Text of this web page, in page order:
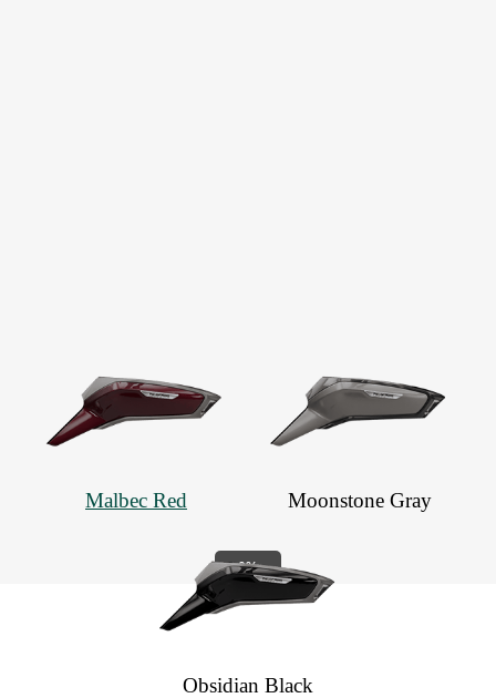
0%
Malbec Red Moonstone Gray
Obsidian Black